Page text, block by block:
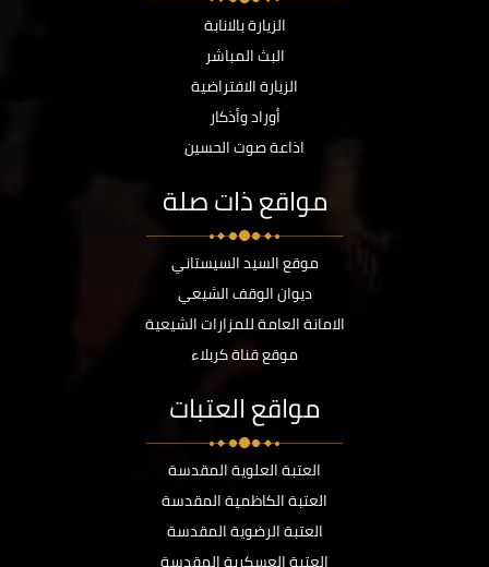
الزيارة بالانابة
البث المباشر
الزيارة الافتراضية
أوراد وأذكار
اذاعة صوت الحسين
مواقع ذات صلة
موقع السيد السيستاني
ديوان الوقف الشيعي
الامانة العامة للمزارات الشيعية
موقع قناة كربلاء
مواقع العتبات
العتبة العلوية المقدسة
العتبة الكاظمية المقدسة
العتبة الرضوية المقدسة